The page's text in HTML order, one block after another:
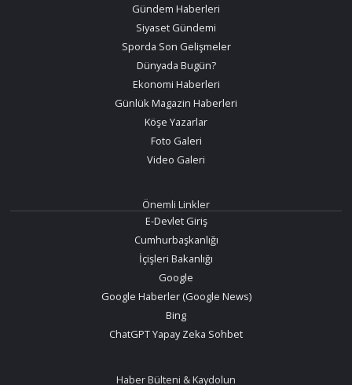
Gündem Haberleri
Siyaset Gündemi
Sporda Son Gelişmeler
Dünyada Bugün?
Ekonomi Haberleri
Günlük Magazin Haberleri
Köşe Yazarlar
Foto Galeri
Video Galeri
Önemli Linkler
E-Devlet Giriş
Cumhurbaşkanlığı
İçişleri Bakanlığı
Google
Google Haberler (Google News)
Bing
ChatGPT Yapay Zeka Sohbet
Haber Bülteni & Kaydolun